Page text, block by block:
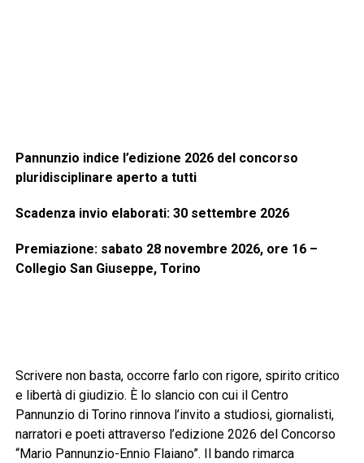
Pannunzio indice l’edizione 2026 del concorso
pluridisciplinare aperto a tutti
Scadenza invio elaborati: 30 settembre 2026
Premiazione: sabato 28 novembre 2026, ore 16 –
Collegio San Giuseppe, Torino
Scrivere non basta, occorre farlo con rigore, spirito critico
e libertà di giudizio. È lo slancio con cui il Centro
Pannunzio di Torino rinnova l’invito a studiosi, giornalisti,
narratori e poeti attraverso l’edizione 2026 del Concorso
“Mario Pannunzio-Ennio Flaiano”. Il bando rimarca